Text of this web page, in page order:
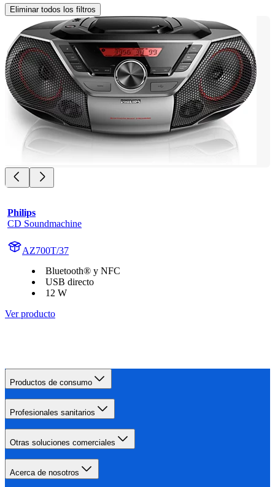
Eliminar todos los filtros
Philips
CD Soundmachine
AZ700T/37
Bluetooth® y NFC
USB directo
12 W
Ver producto
Productos de consumo
Profesionales sanitarios
Otras soluciones comerciales
Acerca de nosotros